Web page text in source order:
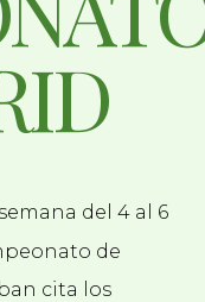
del 4 al 6
de
cita los